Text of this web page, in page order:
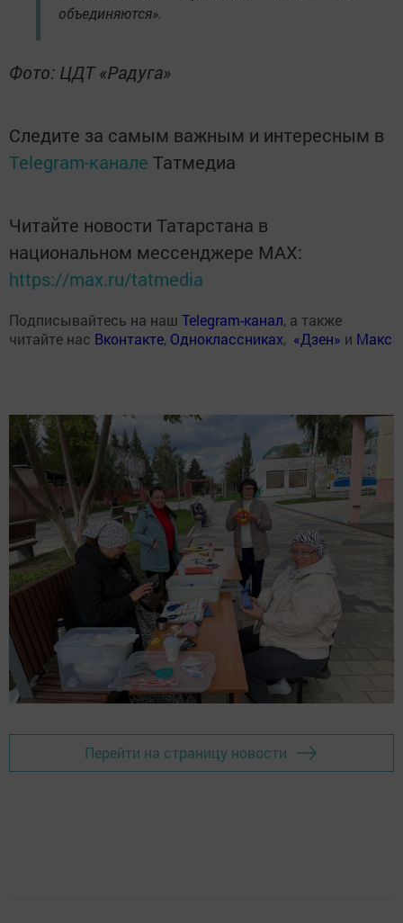
объединяются».
Фото: ЦДТ «Радуга»
Следите за самым важным и интересным в
Telegram-канале Татмедиа
Читайте новости Татарстана в
национальном мессенджере MАХ:
https://max.ru/tatmedia
Подписывайтесь на наш Telegram-канал, а также
читайте нас Вконтакте, Одноклассниках, «Дзен» и Макс
Перейти на страницу новости